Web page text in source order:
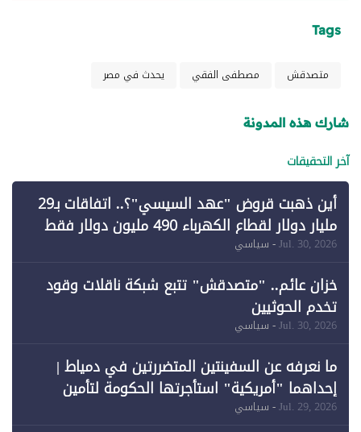
Tags
متصدقش مصطفى الفقي يحدث في مصر
شارك هذه المدونة
آخر التحقيقات
أين ذهبت قروض "عهد السيسي"؟.. اتفاقات بـ29
مليار دولار لقطاع الكهرباء 490 مليون دولار فقط
لـ"الطاقة المتجددة" (1)
Jul. 30, 2026- سياسي
خزان عائم.. "متصدقش" تتبع شبكة ناقلات وقود
تخدم الحوثيين
Jul. 30, 2026- سياسي
ما نعرفه عن السفينتين المتضررتين في دمياط |
إحداهما "أمريكية" استأجرتها الحكومة لتأمين
احتياجات الطاقة
Jul. 29, 2026- سياسي